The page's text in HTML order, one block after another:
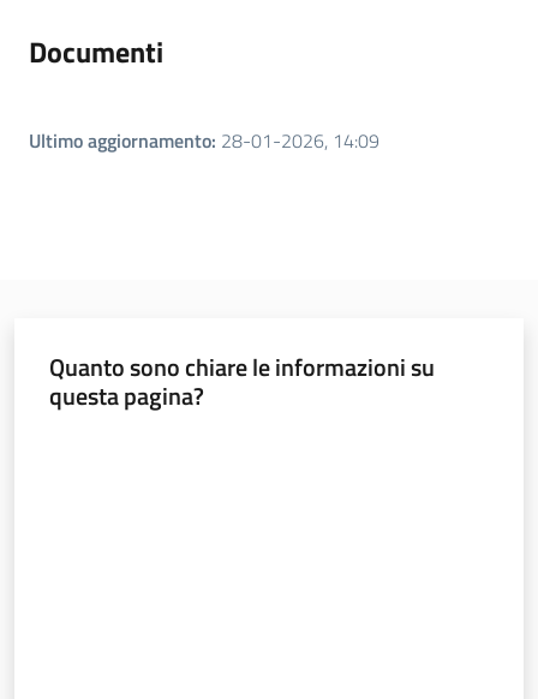
Documenti
Ultimo aggiornamento: 28-01-2026, 14:09
Quanto sono chiare le informazioni su
questa pagina?